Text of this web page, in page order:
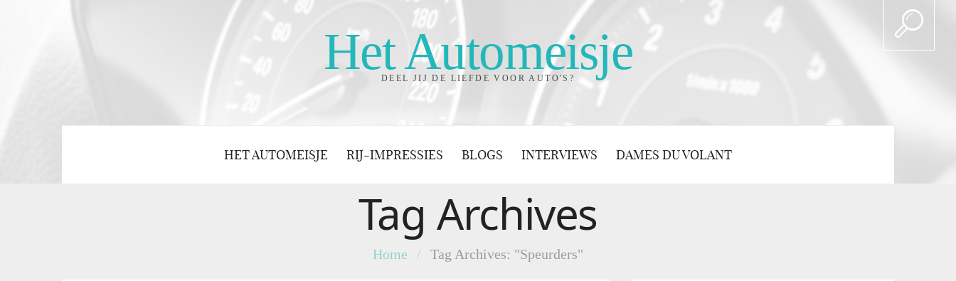
Het Automeisje
DEEL JIJ DE LIEFDE VOOR AUTO'S?
HET AUTOMEISJE RIJ-IMPRESSIES BLOGS INTERVIEWS DAMES DU VOLANT
Tag Archives
Home / Tag Archives: "Speurders"